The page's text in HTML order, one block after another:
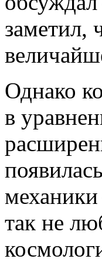
заметил,
Однако
в
так не